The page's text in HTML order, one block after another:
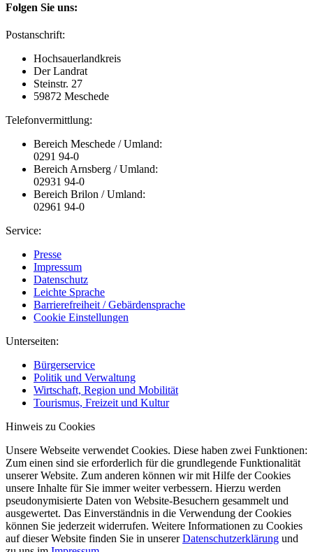
Folgen Sie uns:
Postanschrift:
Hochsauerlandkreis
Der Landrat
Steinstr. 27
59872 Meschede
Telefonvermittlung:
Bereich Meschede / Umland:
0291 94-0
Bereich Arnsberg / Umland:
02931 94-0
Bereich Brilon / Umland:
02961 94-0
Service:
Presse
Impressum
Datenschutz
Leichte Sprache
Barrierefreiheit / Gebärdensprache
Cookie Einstellungen
Unterseiten:
Bürgerservice
Politik und Verwaltung
Wirtschaft, Region und Mobilität
Tourismus, Freizeit und Kultur
Hinweis zu Cookies
Unsere Webseite verwendet Cookies. Diese haben zwei Funktionen:
Zum einen sind sie erforderlich für die grundlegende Funktionalität
unserer Website. Zum anderen können wir mit Hilfe der Cookies
unsere Inhalte für Sie immer weiter verbessern. Hierzu werden
pseudonymisierte Daten von Website-Besuchern gesammelt und
ausgewertet. Das Einverständnis in die Verwendung der Cookies
können Sie jederzeit widerrufen. Weitere Informationen zu Cookies
auf dieser Website finden Sie in unsererDatenschutzerklärung und